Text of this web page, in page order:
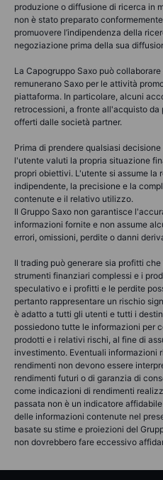
produzione o diffusione di ricerca in
non è stato preparato
promuovere l’indipendenza della
negoziazione prima della sua
La Capogruppo Saxo può
remunerano Saxo per le attività
piattaforma. In particolare, alcuni
retrocessioni, a fronte all'acquisto
offerti dalle società partner.
Prima di prendere qualsiasi
l'utente valuti la propria situazione
propri obiettivi. L'utente si assume la
indipendente, la precisione e la
contenute e il relativo utilizzo.
Il Gruppo Saxo non garantisce
informazioni fornite e non assume
errori, omissioni, perdite o danni
Il trading può generare sia profitti
strumenti finanziari complessi e i
speculativo e i profitti e le perdite
pertanto rappresentare un rischio
è adatto a tutti gli utenti e tutti i
possiedono tutte le informazioni per
prodotti e i relativi rischi, al fine di
investimento. Eventuali informazioni
rendimenti non devono essere
rendimenti futuri o di garanzia di
come indicazioni di rendimenti
passata non è un indicatore
delle informazioni contenute nel
basate su stime e proiezioni del
non dovrebbero fare eccessivo